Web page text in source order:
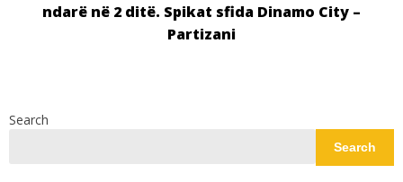
ndarë në 2 ditë. Spikat sfida Dinamo City –
Partizani
Search
Search